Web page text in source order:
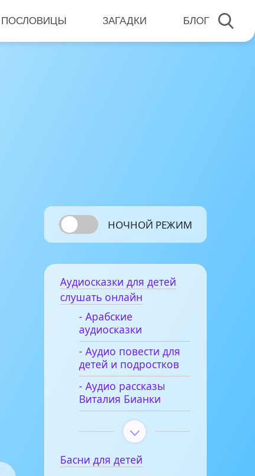
ПОСЛОВИЦЫ ЗАГАДКИ БЛОГ
НОЧНОЙ РЕЖИМ
Аудиосказки для детей
слушать онлайн
- Арабские
аудиосказки
- Аудио повести для
детей и подростков
- Аудио рассказы
Виталия Бианки
Басни для детей